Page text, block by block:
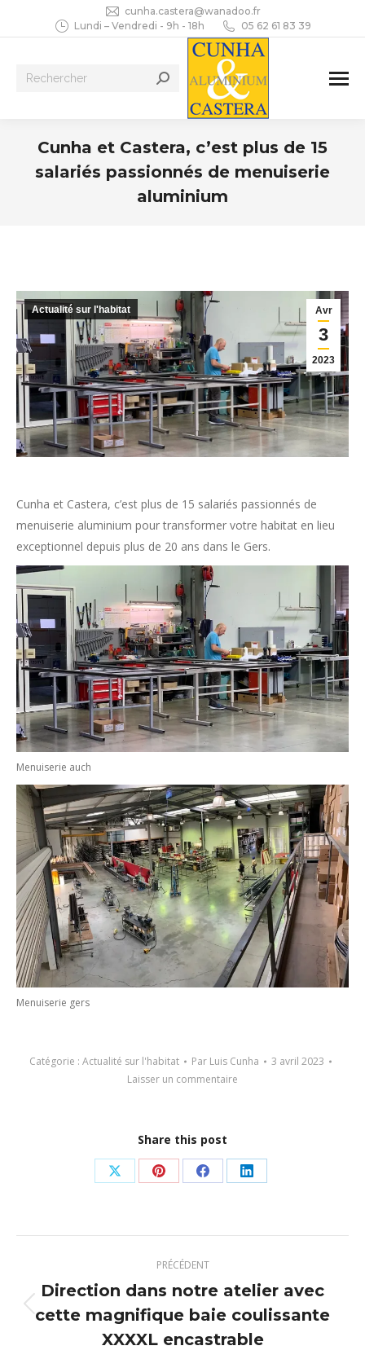
cunha.castera@wanadoo.fr
Lundi – Vendredi - 9h - 18h
05 62 61 83 39
Recherche
Cunha et Castera, c’est plus de 15
salariés passionnés de menuiserie
aluminium
Avr
3
2023
Actualité sur l'habitat
Cunha et Castera, c’est plus de 15 salariés passionnés de
menuiserie aluminium pour transformer votre habitat en lieu
exceptionnel depuis plus de 20 ans dans le Gers.
Menuiserie auch
Menuiserie gers
Catégorie : Actualité sur l'habitat Par Luis Cunha
3 avril 2023
Laisser un commentaire
Share this post
Partager
X
Partager
Pinterest
Partager
Facebook
Partager
LinkedIn
article
PRÉCÉDENT
Article
précédent
Direction dans notre atelier avec
cette magnifique baie coulissante
XXXXL encastrable